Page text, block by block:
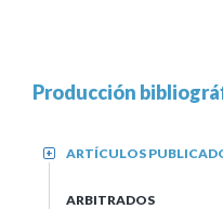
Producción
ARTÍCULOS
+
ARBITRADOS